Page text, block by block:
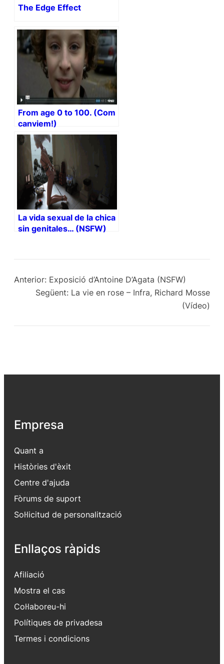
The Edge Effect
From age 0 to 100. (Com
canviem!)
La vida sexual de la chica
sin genitales… (NSFW)
Anterior: Exposició d’Antoine D’Agata (NSFW)
Següent: La vie en rose – Infra, Richard Mosse
(Vídeo)
Empresa
Quant a
Històries d'èxit
Centre d'ajuda
Fòrums de suport
Sol·licitud de personalització
Enllaços ràpids
Afiliació
Mostra el cas
Col·laboreu-hi
Polítiques de privadesa
Termes i condicions